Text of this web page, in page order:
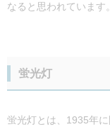
なると思われています。
蛍光灯
蛍光灯とは、1935年